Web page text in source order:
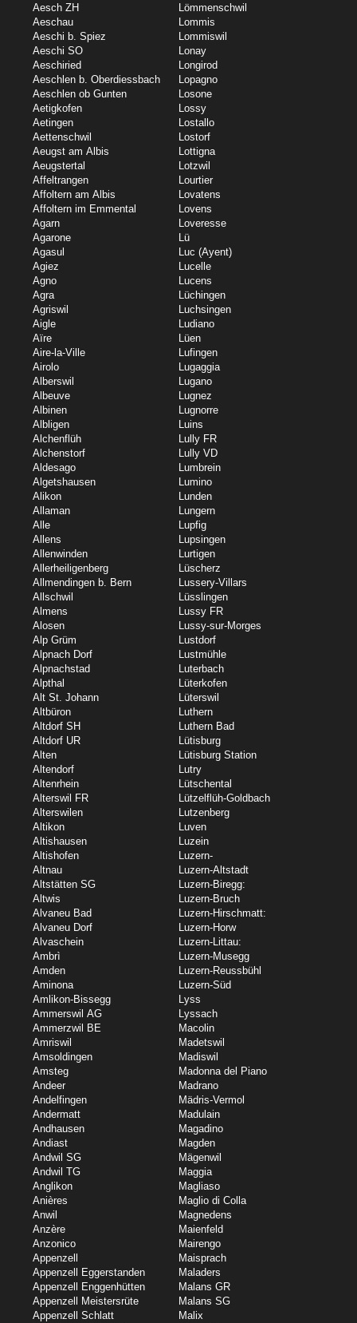
Aesch ZH
Aeschau
Aeschi b. Spiez
Aeschi SO
Aeschiried
Aeschlen b. Oberdiessbach
Aeschlen ob Gunten
Aetigkofen
Aetingen
Aettenschwil
Aeugst am Albis
Aeugstertal
Affeltrangen
Affoltern am Albis
Affoltern im Emmental
Agarn
Agarone
Agasul
Agiez
Agno
Agra
Agriswil
Aigle
Aïre
Aire-la-Ville
Airolo
Alberswil
Albeuve
Albinen
Albligen
Alchenflüh
Alchenstorf
Aldesago
Algetshausen
Alikon
Allaman
Alle
Allens
Allenwinden
Allerheiligenberg
Allmendingen b. Bern
Allschwil
Almens
Alosen
Alp Grüm
Alpnach Dorf
Alpnachstad
Alpthal
Alt St. Johann
Altbüron
Altdorf SH
Altdorf UR
Alten
Altendorf
Altenrhein
Alterswil FR
Alterswilen
Altikon
Altishausen
Altishofen
Altnau
Altstätten SG
Altwis
Alvaneu Bad
Alvaneu Dorf
Alvaschein
Ambrì
Amden
Aminona
Amlikon-Bissegg
Ammerswil AG
Ammerzwil BE
Amriswil
Amsoldingen
Amsteg
Andeer
Andelfingen
Andermatt
Andhausen
Andiast
Andwil SG
Andwil TG
Anglikon
Anières
Anwil
Anzère
Anzonico
Appenzell
Appenzell Eggerstanden
Appenzell Enggenhütten
Appenzell Meistersrüte
Appenzell Schlatt
Lömmenschwil
Lommis
Lommiswil
Lonay
Longirod
Lopagno
Losone
Lossy
Lostallo
Lostorf
Lottigna
Lotzwil
Lourtier
Lovatens
Lovens
Loveresse
Lü
Luc (Ayent)
Lucelle
Lucens
Lüchingen
Luchsingen
Ludiano
Lüen
Lufingen
Lugaggia
Lugano
Lugnez
Lugnorre
Luins
Lully FR
Lully VD
Lumbrein
Lumino
Lunden
Lungern
Lupfig
Lupsingen
Lurtigen
Lüscherz
Lussery-Villars
Lüsslingen
Lussy FR
Lussy-sur-Morges
Lustdorf
Lustmühle
Luterbach
Lüterkofen
Lüterswil
Luthern
Luthern Bad
Lütisburg
Lütisburg Station
Lutry
Lütschental
Lützelflüh-Goldbach
Lutzenberg
Luven
Luzein
Luzern-
Luzern-Altstadt
Luzern-Biregg:
Luzern-Bruch
Luzern-Hirschmatt:
Luzern-Horw
Luzern-Littau:
Luzern-Musegg
Luzern-Reussbühl
Luzern-Süd
Lyss
Lyssach
Macolin
Madetswil
Madiswil
Madonna del Piano
Madrano
Mädris-Vermol
Madulain
Magadino
Magden
Mägenwil
Maggia
Magliaso
Maglio di Colla
Magnedens
Maienfeld
Mairengo
Maisprach
Maladers
Malans GR
Malans SG
Malix